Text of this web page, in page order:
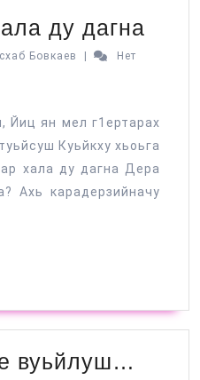
ду дагна
Бовкаев Асхаб
Нет
Йиц ян мел г1ертарах
Куьйкху хьоьга
хала ду дагна Дера
Ахь карадерзийначу
вуьйлуш…